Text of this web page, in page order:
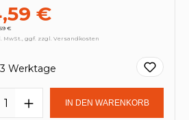
die Schaltflächen
Wert ein
€
€
MwSt., ggf. zzgl. Versandkosten
3 Werktage
Anzahl: Gib den
IN DEN WARENKORB